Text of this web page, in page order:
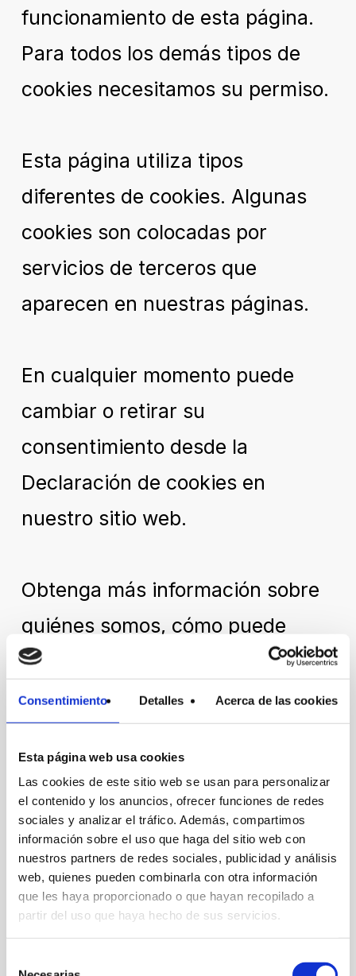
Consentimiento Detalles Acerca de las cookies
Esta página web usa cookies
Las cookies de este sitio web se usan para personalizar
el contenido y los anuncios, ofrecer funciones de redes
sociales y analizar el tráfico. Además, compartimos
información sobre el uso que haga del sitio web con
nuestros partners de redes sociales, publicidad y análisis
web, quienes pueden combinarla con otra información
que les haya proporcionado o que hayan recopilado a
partir del uso que haya hecho de sus servicios.
funcionamiento de esta página.
Para todos los demás tipos de
cookies necesitamos su permiso.
Esta página utiliza tipos
diferentes de cookies. Algunas
cookies son colocadas por
servicios de terceros que
aparecen en nuestras páginas.
En cualquier momento puede
cambiar o retirar su
consentimiento desde la
Declaración de cookies en
nuestro sitio web.
Obtenga más información sobre
quiénes somos, cómo puede
contactarnos y cómo
procesamos los datos personales
Al contactarnos respecto a su
consentimiento, por favor,
indique el ID y la fecha de su
consentimiento.